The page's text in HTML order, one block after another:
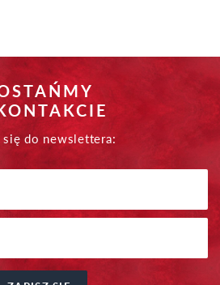
się do newslettera: